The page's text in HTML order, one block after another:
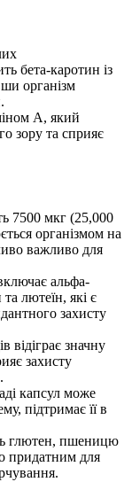
бета-каротин із
організм
A, який
зору та сприяє
7500 мкг (25,000
організмом на
важливо для
альфа-
лютеїн, які є
захисту
відіграє значну
захисту
капсул може
підтримає її в
глютен, пшеницю
придатним для